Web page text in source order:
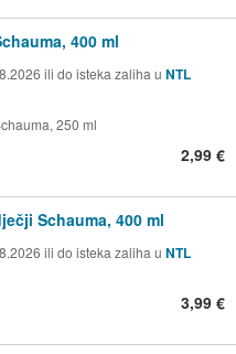
400 ml
ili do isteka zaliha u NTL
250 ml
2,99 €
Schauma, 400 ml
ili do isteka zaliha u NTL
3,99 €